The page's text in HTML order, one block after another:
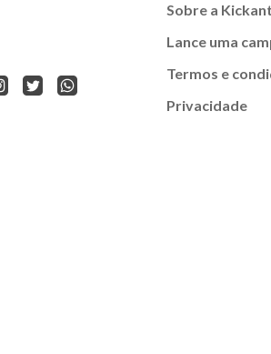
Sobre a
Lance uma
Termos e
Privacidade